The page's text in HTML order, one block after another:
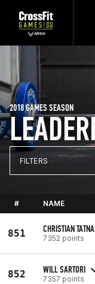
2018 GAMES SEASON
FILTERS
# NAME
851 CHRISTIAN
7352 points
852 WILL SARTORI
7357 points